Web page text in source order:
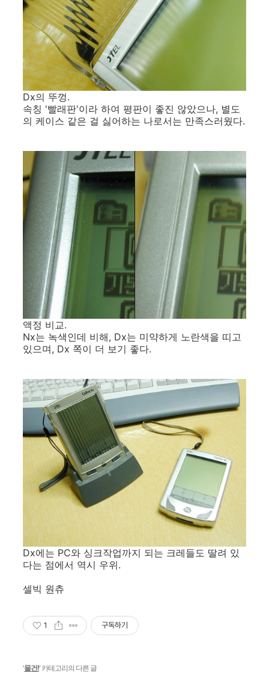
Dx의 뚜껑.
속칭 '빨래판'이라 하여 평판이 좋진 않았으나, 별도
의 케이스 같은 걸 싫어하는 나로서는 만족스러웠다.
액정 비교.
Nx는 녹색인데 비해, Dx는 미약하게 노란색을 띠고
있으며, Dx 쪽이 더 보기 좋다.
Dx에는 PC와 싱크작업까지 되는 크레들도 딸려 있
다는 점에서 역시 우위.
셀빅 원츄
1 구독하기
'물건!' 카테고리의 다른 글